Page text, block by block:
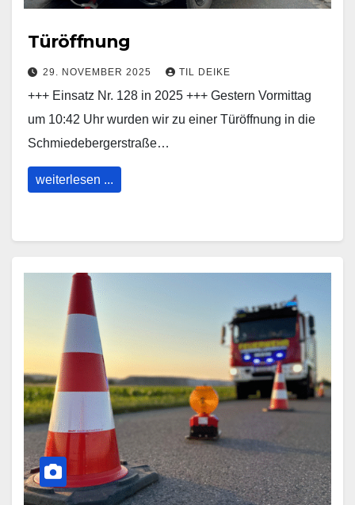
Türöffnung
29. NOVEMBER 2025 TIL DEIKE
+++ Einsatz Nr. 128 in 2025 +++ Gestern Vormittag
um 10:42 Uhr wurden wir zu einer Türöffnung in die
Schmiedebergerstraße…
weiterlesen ...